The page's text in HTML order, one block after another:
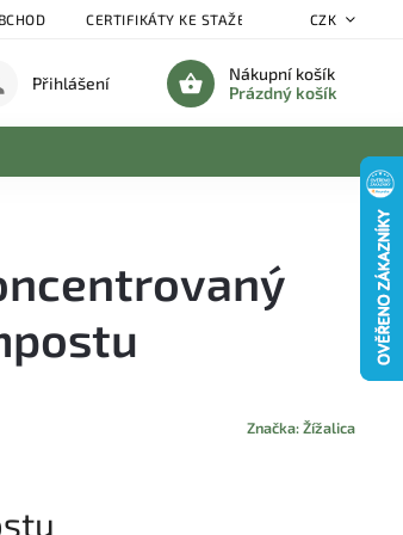
CERTIFIKÁTY KE STAŽENÍ BLOG
CZK
Nákupní košík
Prázdný košík
Přihlášení
Značka:Žížalica